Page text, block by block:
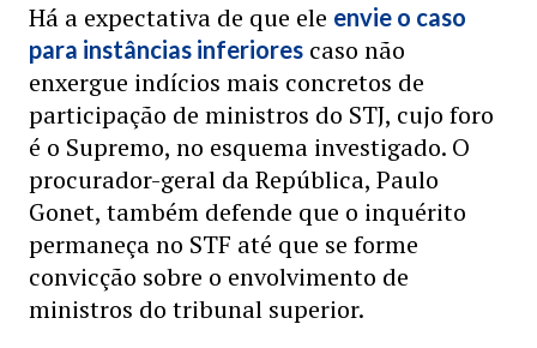
Há a expectativa de que ele envie o caso
para instâncias inferiores caso não
enxergue indícios mais concretos de
participação de ministros do STJ, cujo foro
é o Supremo, no esquema investigado. O
procurador-geral da República, Paulo
Gonet, também defende que o inquérito
permaneça no STF até que se forme
convicção sobre o envolvimento de
ministros do tribunal superior.